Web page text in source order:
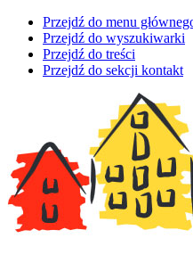
Przejdź do menu
Przejdź do wyszukiwarki
Przejdź do treści
Przejdź do sekcji kontakt